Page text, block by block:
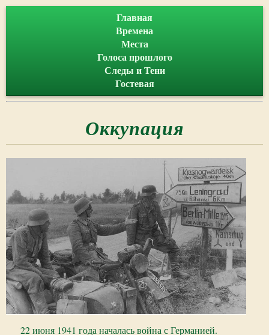
Главная
Времена
Места
Голоса прошлого
Следы и Тени
Гостевая
Оккупация
22 июня 1941 года началась война с Германией.